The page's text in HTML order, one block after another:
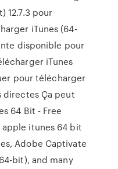
12.7.3 pour
iTunes (64-
disponible pour
iTunes
pour télécharger
directes Ça peut
64 Bit - Free
itunes 64 bit
Adobe Captivate
bit), and many